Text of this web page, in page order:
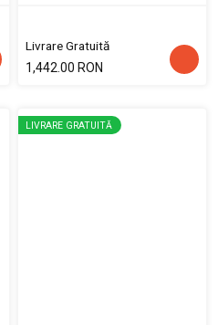
Livrare Gratuită
1,442.00 RON
LIVRARE GRATUITĂ